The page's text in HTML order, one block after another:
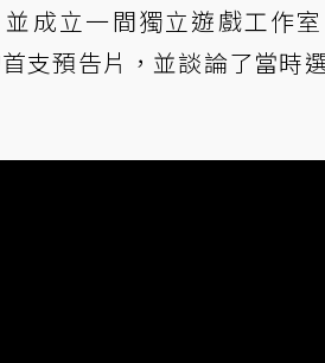
成立一間獨立遊戲工作
支預告片，並談論了當時